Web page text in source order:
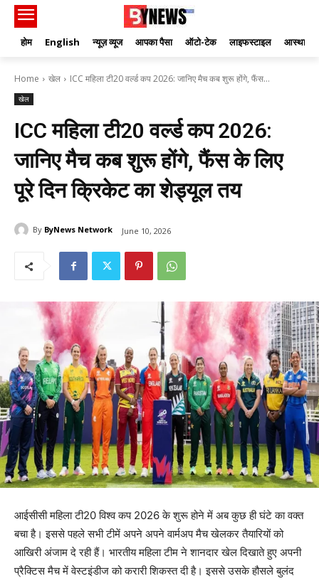
होम English न्यूज़ व्यूज आपका पैसा ऑटो-टेक लाइफस्टाइल आस्था
Home खेल ICC महिला टी20 वर्ल्ड कप 2026: जानिए मैच कब शुरू होंगे, फैंस...
खेल
ICC महिला टी20 वर्ल्ड कप 2026:
जानिए मैच कब शुरू होंगे, फैंस के लिए
पूरे दिन क्रिकेट का शेड्यूल तय
By ByNews Network June 10, 2026
आईसीसी महिला टी20 विश्व कप 2026 के शुरू होने में अब कुछ ही घंटे का वक्त
बचा है। इससे पहले सभी टीमें अपने अपने वार्मअप मैच खेलकर तैयारियों को
आखिरी अंजाम दे रही हैं। भारतीय महिला टीम ने शानदार खेल दिखाते हुए अपनी
प्रैक्टिस मैच में वेस्टइंडीज को करारी शिकस्त दी है। इससे उसके हौसले बुलंद